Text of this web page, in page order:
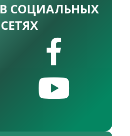
В СОЦИАЛЬНЫХ
СЕТЯХ